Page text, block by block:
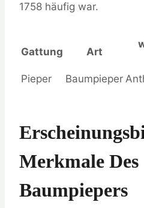
1758 häufig war.
Gattung Art
Pieper
Baumpieper
Merkmale Des
Baumpiepers